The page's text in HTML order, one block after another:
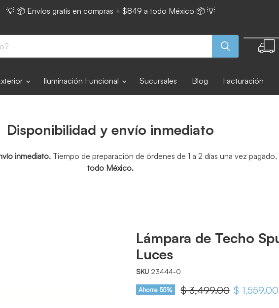
💡 📦 Envíos gratis en compras + $849 a todo México 📦 💡
Iluminación Funcional Sucursales Blog Facturación
Disponibilidad y envío inmediato
inmediato. Tiempo de preparación de órdenes de 1 a 2 días una vez
todo México.
Lámpara de Techo
Luces
SKU 23444-0
Ahorre 55% Precio original
$ 3,499.00 Precio
$ 1,559.00